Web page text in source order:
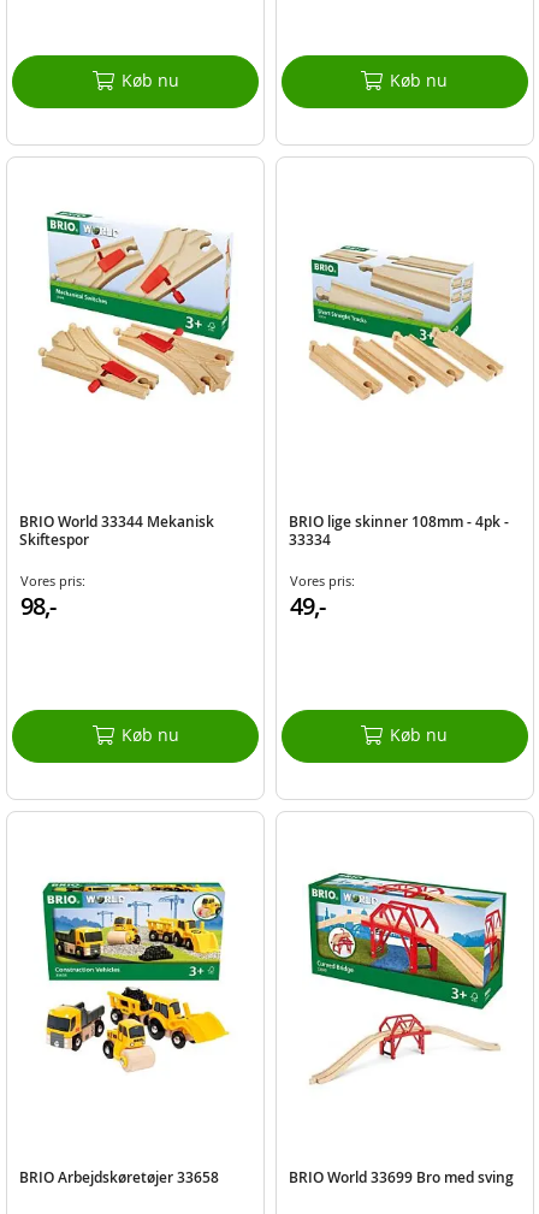
Køb nu Køb nu
BRIO World 33344 Mekanisk
Skiftespor
Vores pris:
98,-
Køb nu
BRIO lige skinner 108mm - 4pk -
33334
Vores pris:
49,-
Køb nu
BRIO Arbejdskøretøjer 33658 BRIO World 33699 Bro med sving